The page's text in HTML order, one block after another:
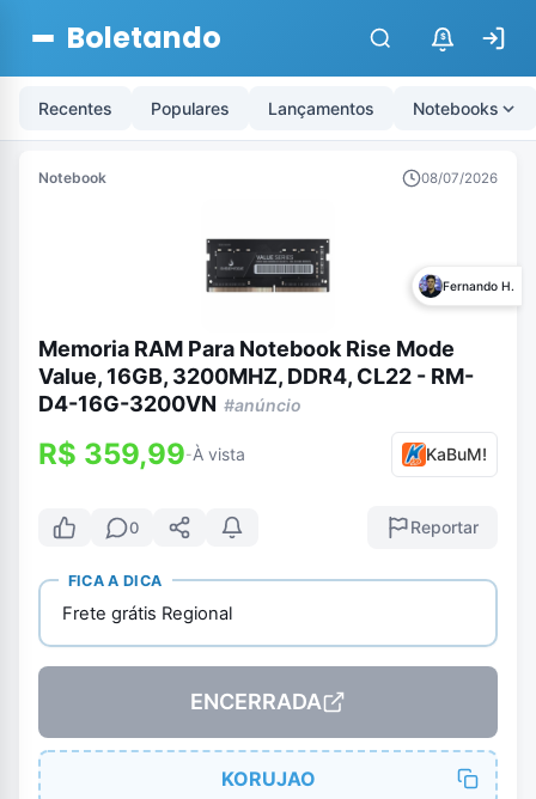
Boletando $
Recentes Populares Lançamentos Notebooks
Notebook 08/07/2026
Fernando H.
Memoria RAM Para Notebook Rise Mode
Value, 16GB, 3200MHZ, DDR4, CL22 - RM-
D4-16G-3200VN #anúncio
R$ 359,99-À vista KaBuM!
0 Reportar
FICA A DICA
Frete grátis Regional
ENCERRADA
KORUJAO